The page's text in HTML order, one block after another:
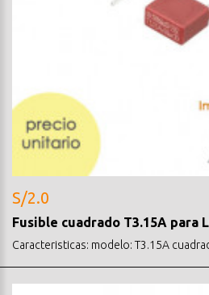
S/2.0
Fusible cuadrado T3.15A para
Caracteristicas: modelo: T3.15A